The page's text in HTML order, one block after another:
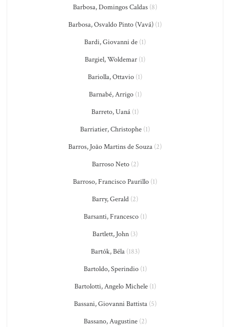
Barbosa, Domingos Caldas (8)
Barbosa, Osvaldo Pinto (Vavá) (1)
Bardi, Giovanni de (1)
Bargiel, Woldemar (1)
Bariolla, Ottavio (1)
Barnabé, Arrigo(1)
Barreto, Uaná (1)
Barriatier, Christophe (1)
Barros, João Martins de Souza (2)
Barroso Neto(2)
Barroso, Francisco Paurillo (1)
Barry, Gerald (2)
Barsanti, Francesco(1)
Bartlett, John (3)
Bartók, Béla(183)
Bartoldo, Sperindio(1)
Bartolotti, Angelo Michele(1)
Bassani, Giovanni Battista(5)
Bassano, Augustine(2)